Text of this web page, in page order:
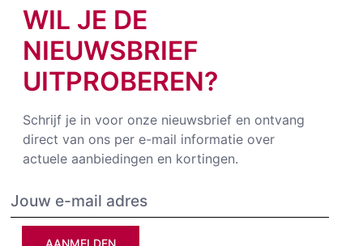
WIL JE DE
NIEUWSBRIEF
UITPROBEREN?
Schrijf je in voor onze nieuwsbrief en ontvang
direct van ons per e-mail informatie over
actuele aanbiedingen en kortingen.
AANMELDEN